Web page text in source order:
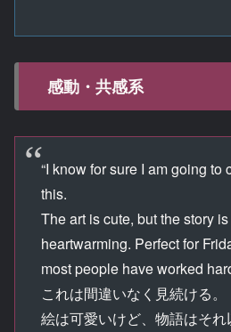
感動・共感系
“I know for sure I am going to
this.
The art is cute, but the story
heartwarming. Perfect for
most people have worked
これは間違いなく見続ける。
絵は可愛いけど、物語はそれ